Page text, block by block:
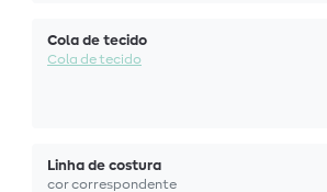
Cola de tecido
Cola de tecido
Linha de costura
cor correspondente